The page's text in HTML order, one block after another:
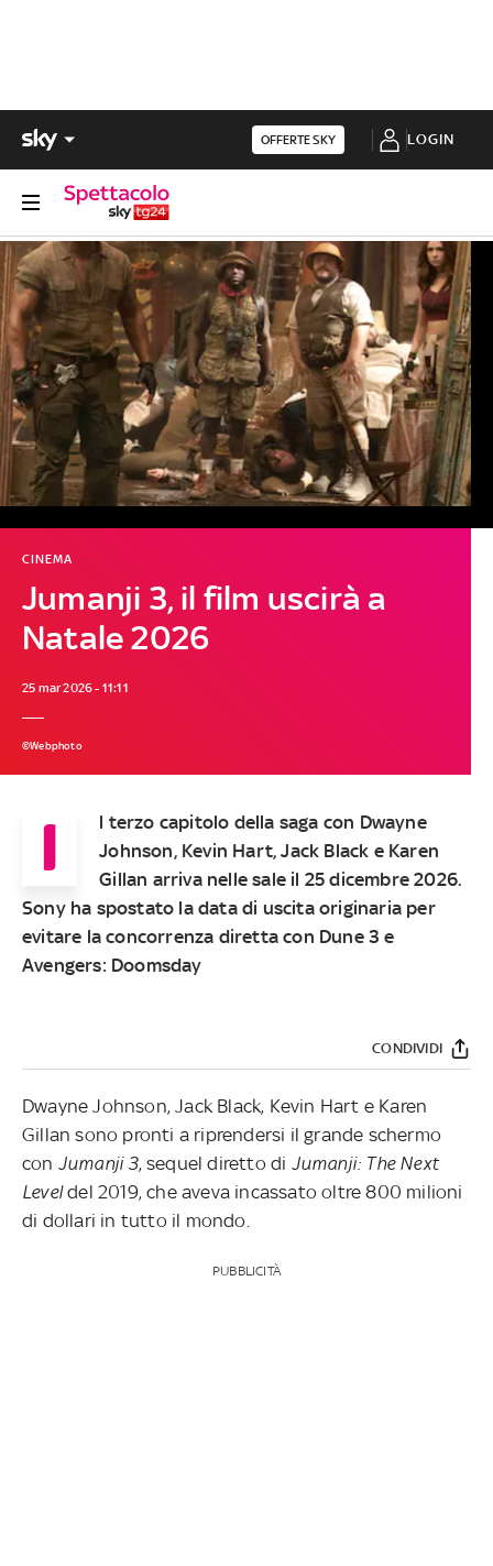
OFFERTE SKY LOGIN
Jumanji 3, il film uscirà a
Natale 2026
CINEMA
25 mar 2026 - 11:11
©Webphoto
I
l terzo capitolo della saga con Dwayne
Johnson, Kevin Hart, Jack Black e Karen
Gillan arriva nelle sale il 25 dicembre 2026.
Sony ha spostato la data di uscita originaria per
evitare la concorrenza diretta con Dune 3 e
Avengers: Doomsday
CONDIVIDI
Dwayne Johnson, Jack Black, Kevin Hart e Karen
Gillan sono pronti a riprendersi il grande schermo
con Jumanji 3, sequel diretto di Jumanji: The Next
Leveldel 2019, che aveva incassato oltre 800 milioni
di dollari in tutto il mondo.
PUBBLICITÀ